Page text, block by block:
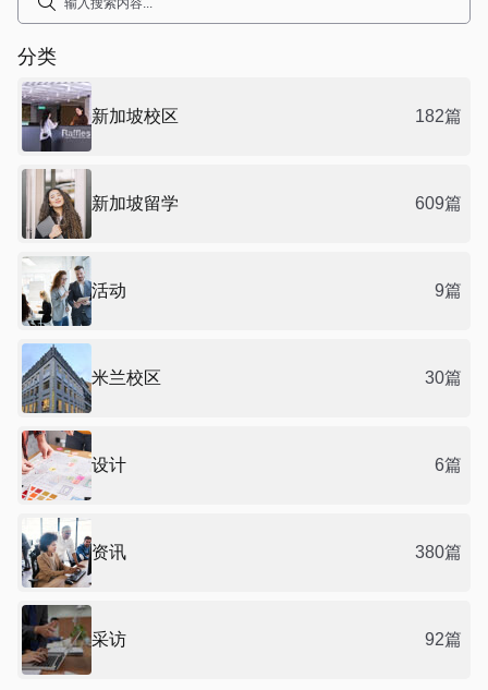
分类
新加坡校区 182篇
新加坡留学 609篇
活动 9篇
米兰校区 30篇
设计 6篇
资讯 380篇
采访 92篇